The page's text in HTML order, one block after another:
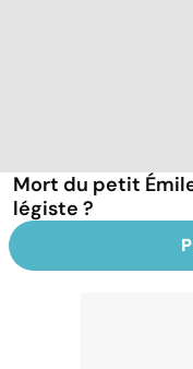
Mort du petit
légiste ?